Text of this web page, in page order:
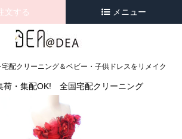
配クリーニング＆ベビー・子供ドレスをリメイク
文する メニュー
荷・集配OK! 全国宅配クリーニング